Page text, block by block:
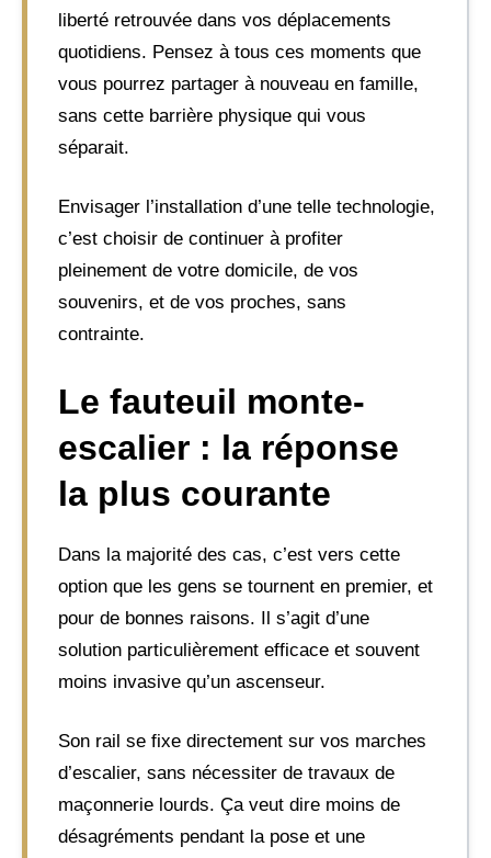
liberté retrouvée dans vos déplacements
quotidiens. Pensez à tous ces moments que
vous pourrez partager à nouveau en famille,
sans cette barrière physique qui vous
séparait.
Envisager l’installation d’une telle technologie,
c’est choisir de continuer à profiter
pleinement de votre domicile, de vos
souvenirs, et de vos proches, sans
contrainte.
Le fauteuil monte-
escalier : la réponse
la plus courante
Dans la majorité des cas, c’est vers cette
option que les gens se tournent en premier, et
pour de bonnes raisons. Il s’agit d’une
solution particulièrement efficace et souvent
moins invasive qu’un ascenseur.
Son rail se fixe directement sur vos marches
d’escalier, sans nécessiter de travaux de
maçonnerie lourds. Ça veut dire moins de
désagréments pendant la pose et une